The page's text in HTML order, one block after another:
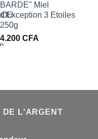
BARDE'' Miel
d'Exception 3 Etoiles
250g
4.200 CFA
DE L'ARGENT